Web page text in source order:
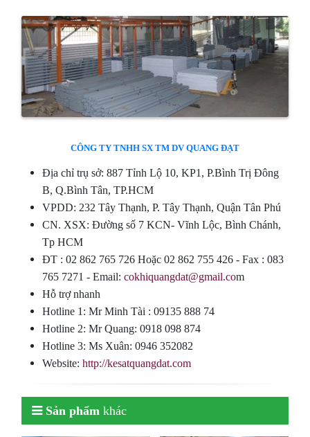
CÔNG TY TNHH SX TM DV QUANG ĐẠT
Địa chỉ trụ sở: 887 Tỉnh Lộ 10, KP1, P.Bình Trị Đông
B, Q.Bình Tân, TP.HCM
VPDD: 232 Tây Thạnh, P. Tây Thạnh, Quận Tân Phú
CN. XSX: Đường số 7 KCN- Vĩnh Lộc, Bình Chánh,
Tp HCM
ÐT : 02 862 765 726 Hoặc 02 862 755 426 - Fax : 083
765 7271 - Email:cokhiquangdat@gmail.com
Hỗ trợ nhanh
Hotline 1: Mr Minh Tài : 09135 888 74
Hotline 2: Mr Quang: 0918 098 874
Hotline 3: Ms Xuân: 0946 352082
Website:http://kesatquangdat.com
Sản phẩm khác